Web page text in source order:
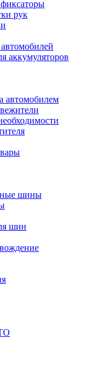
рук
аккумуляторов
автомобилем
шины
шин